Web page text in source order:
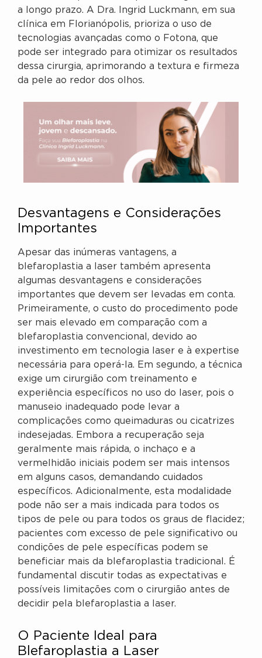
a longo prazo. A Dra. Ingrid Luckmann, em sua
clínica em Florianópolis, prioriza o uso de
tecnologias avançadas como o Fotona, que
pode ser integrado para otimizar os resultados
dessa cirurgia, aprimorando a textura e firmeza
da pele ao redor dos olhos.
Desvantagens e Considerações
Importantes
Apesar das inúmeras vantagens, a
blefaroplastia a laser também apresenta
algumas desvantagens e considerações
importantes que devem ser levadas em conta.
Primeiramente, o custo do procedimento pode
ser mais elevado em comparação com a
blefaroplastia convencional, devido ao
investimento em tecnologia laser e à expertise
necessária para operá-la. Em segundo, a técnica
exige um cirurgião com treinamento e
experiência específicos no uso do laser, pois o
manuseio inadequado pode levar a
complicações como queimaduras ou cicatrizes
indesejadas. Embora a recuperação seja
geralmente mais rápida, o inchaço e a
vermelhidão iniciais podem ser mais intensos
em alguns casos, demandando cuidados
específicos. Adicionalmente, esta modalidade
pode não ser a mais indicada para todos os
tipos de pele ou para todos os graus de flacidez;
pacientes com excesso de pele significativo ou
condições de pele específicas podem se
beneficiar mais da blefaroplastia tradicional. É
fundamental discutir todas as expectativas e
possíveis limitações com o cirurgião antes de
decidir pela blefaroplastia a laser.
O Paciente Ideal para
Blefaroplastia a Laser